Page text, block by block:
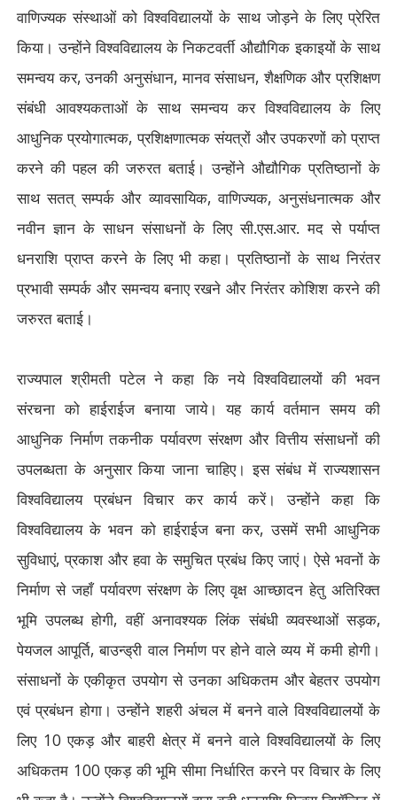
वाणिज्यक संस्थाओं को विश्वविद्यालयों के साथ जोड़ने के लिए प्रेरित
किया। उन्होंने विश्वविद्यालय के निकटवर्ती औद्यौगिक इकाइयों के साथ
समन्वय कर,उनकी अनुसंधान,मानव संसाधन,शैक्षणिक और प्रशिक्षण
संबंधी आवश्यकताओं के साथ समन्वय कर विश्वविद्यालय के लिए
आधुनिक प्रयोगात्मक,प्रशिक्षणात्मक संयत्रों और उपकरणों को प्राप्त
करने की पहल की जरुरत बताई। उन्होंने औद्यौगिक प्रतिष्ठानों के
साथ सतत् सम्पर्क और व्यावसायिक,वाणिज्यक, अनुसंधनात्मक और
नवीन ज्ञान के साधन संसाधनों के लिए सी.एस.आर. मद से पर्याप्त
धनराशि प्राप्त करने के लिए भी कहा। प्रतिष्ठानों के साथ निरंतर
प्रभावी सम्पर्क और समन्वय बनाए रखने और निरंतर कोशिश करने की
जरुरत बताई।
राज्यपाल श्रीमती पटेल ने कहा कि नये विश्वविद्यालयों की भवन
संरचना को हाईराईज बनाया जाये। यह कार्य वर्तमान समय की
आधुनिक निर्माण तकनीक पर्यावरण संरक्षण और वित्तीय संसाधनों की
उपलब्धता के अनुसार किया जाना चाहिए। इस संबंध में राज्यशासन
विश्वविद्यालय प्रबंधन विचार कर कार्य करें। उन्होंने कहा कि
विश्वविद्यालय के भवन को हाईराईज बना कर,उसमें सभी आधुनिक
सुविधाएं,प्रकाश और हवा के समुचित प्रबंध किए जाएं। ऐसे भवनों के
निर्माण से जहाँ पर्यावरण संरक्षण के लिए वृक्ष आच्छादन हेतु अतिरिक्त
भूमि उपलब्ध होगी,वहीं अनावश्यक लिंक संबंधी व्यवस्थाओं सड़क,
पेयजल आपूर्ति,बाउन्ड्री वाल निर्माण पर होने वाले व्यय में कमी होगी।
संसाधनों के एकीकृत उपयोग से उनका अधिकतम और बेहतर उपयोग
एवं प्रबंधन होगा। उन्होंने शहरी अंचल में बनने वाले विश्वविद्यालयों के
लिए 10 एकड़ और बाहरी क्षेत्र में बनने वाले विश्वविद्यालयों के लिए
अधिकतम 100 एकड़ की भूमि सीमा निर्धारित करने पर विचार के लिए